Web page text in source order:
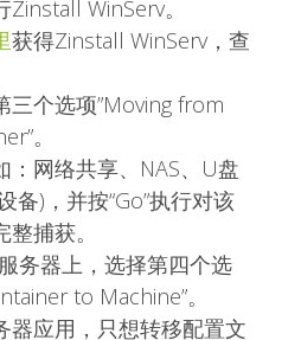
Zinstall WinServ。
获得Zinstall WinServ，查
三个选项”Moving from
。
：网络共享、NAS、U盘
)，并按“Go”执行对该
捕获。
务器上，选择第四个选
to Machine”。
器应用，只想转移配置文